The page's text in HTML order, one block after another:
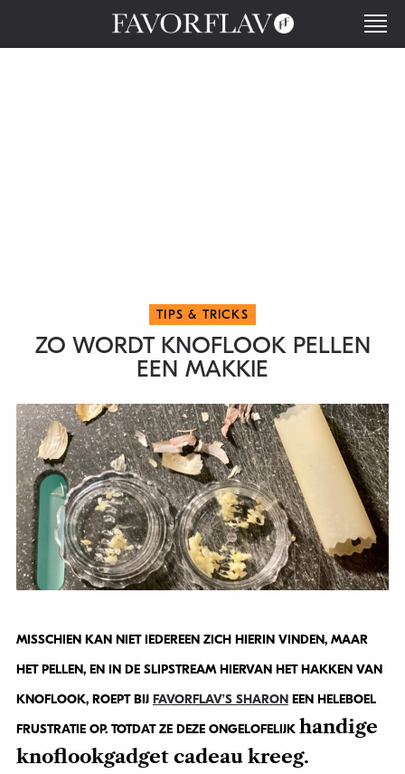
TIPS & TRICKS
ZO WORDT KNOFLOOK PELLEN
EEN MAKKIE
MISSCHIEN KAN NIET IEDEREEN ZICH HIERIN VINDEN, MAAR
HET PELLEN, EN IN DE SLIPSTREAM HIERVAN HET HAKKEN VAN
KNOFLOOK, ROEPT BIJ FAVORFLAV’S SHARONEEN HELEBOEL
FRUSTRATIE OP. TOTDAT ZE DEZE ONGELOFELIJK handige
knoflookgadget cadeau kreeg.